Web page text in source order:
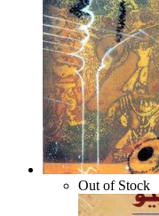
Out of Stock